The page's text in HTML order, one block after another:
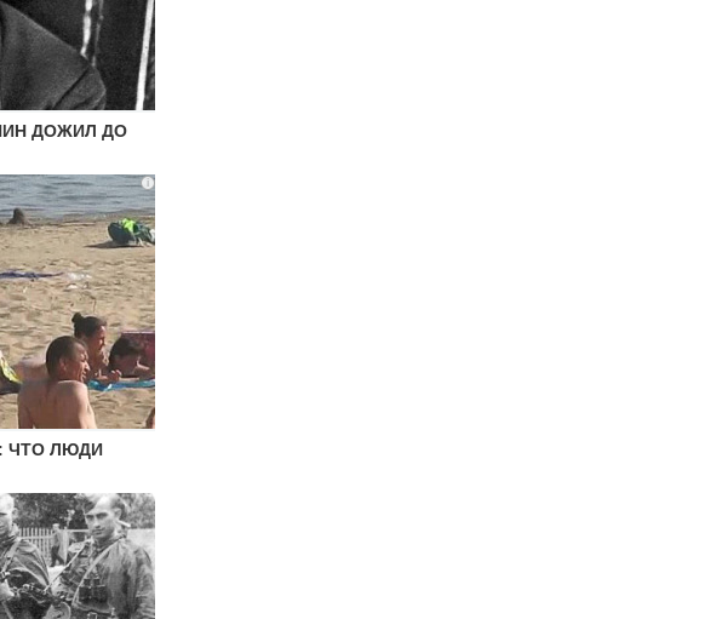
ДОЖИЛ ДО
i
ЧТО ЛЮДИ